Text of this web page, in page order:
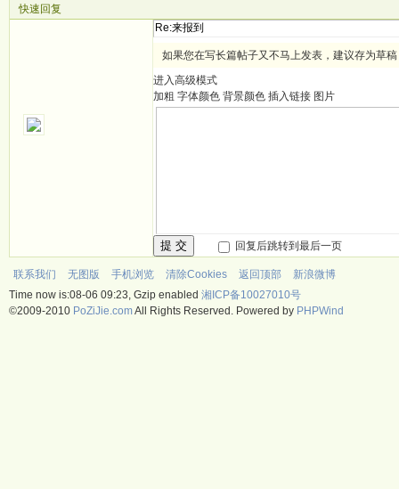
快速回复
如果您在写长篇帖子又不马上发表，建议存为草稿
进入高级模式
加粗 字体颜色 背景颜色 插入链接 图片
提 交 回复后跳转到最后一页
联系我们 无图版 手机浏览 清除Cookies 返回顶部
新浪微博
Time now is:08-06 09:23, Gzip enabled 湘ICP备10027010号
©2009-2010 PoZiJie.comAll Rights Reserved. Powered by PHPWind